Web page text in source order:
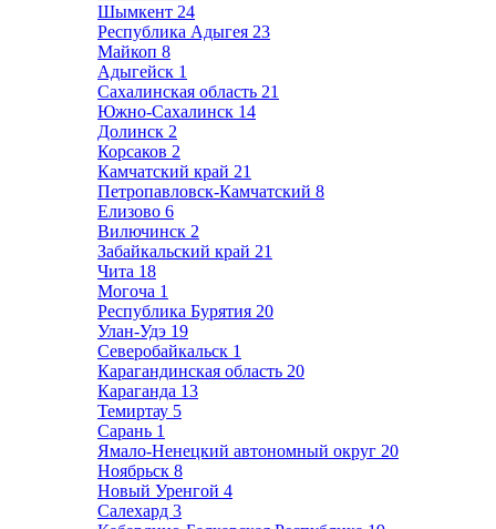
Шымкент 24
Республика Адыгея 23
Майкоп 8
Адыгейск 1
Сахалинская область 21
Южно-Сахалинск 14
Долинск 2
Корсаков 2
Камчатский край 21
Петропавловск-Камчатский 8
Елизово 6
Вилючинск 2
Забайкальский край 21
Чита 18
Могоча 1
Республика Бурятия 20
Улан-Удэ 19
Северобайкальск 1
Карагандинская область 20
Караганда 13
Темиртау 5
Сарань 1
Ямало-Ненецкий автономный округ 20
Ноябрьск 8
Новый Уренгой 4
Салехард 3